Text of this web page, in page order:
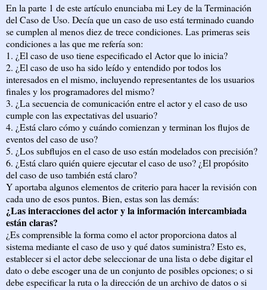
En la parte 1 de este artículo enunciaba mi Ley de la Terminación
del Caso de Uso. Decía que un caso de uso está terminado cuando
se cumplen al menos diez de trece condiciones. Las primeras seis
condiciones a las que me refería son:
1. ¿El caso de uso tiene especificado el Actor que lo inicia?
2. ¿El caso de uso ha sido leído y entendido por todos los
interesados en el mismo, incluyendo representantes de los usuarios
finales y los programadores del mismo?
3. ¿La secuencia de comunicación entre el actor y el caso de uso
cumple con las expectativas del usuario?
4. ¿Está claro cómo y cuándo comienzan y terminan los flujos de
eventos del caso de uso?
5. ¿Los subflujos en el caso de uso están modelados con precisión?
6. ¿Está claro quién quiere ejecutar el caso de uso? ¿El propósito
del caso de uso también está claro?
Y aportaba algunos elementos de criterio para hacer la revisión con
cada uno de esos puntos. Bien, estas son las demás:
¿Las interacciones del actor y la información intercambiada
están claras?
¿Es comprensible la forma como el actor proporciona datos al
sistema mediante el caso de uso y qué datos suministra? Esto es,
establecer si el actor debe seleccionar de una lista o debe digitar el
dato o debe escoger una de un conjunto de posibles opciones; o si
debe especificar la ruta o la dirección de un archivo de datos o si